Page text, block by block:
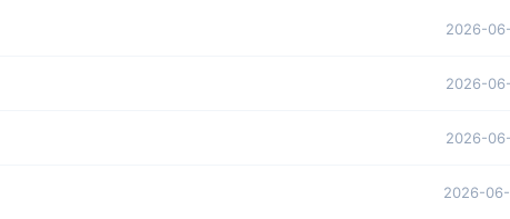
2026-
2026-
2026-
2026-